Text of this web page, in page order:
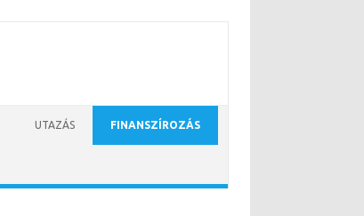
UTAZÁS FINANSZÍROZÁS